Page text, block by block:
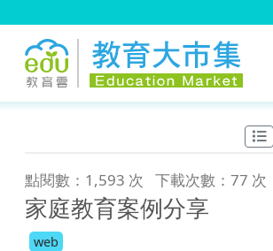
點閱數：1,593 次 下載次數：77 次
家庭教育案例分享
web